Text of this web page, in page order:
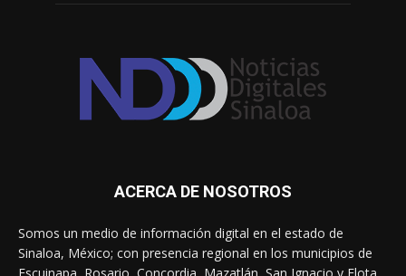
ACERCA DE NOSOTROS
Somos un medio de información digital en el estado de
Sinaloa, México; con presencia regional en los municipios de